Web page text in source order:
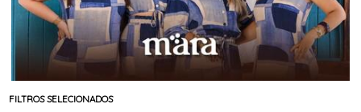
FILTROS SELECIONADOS